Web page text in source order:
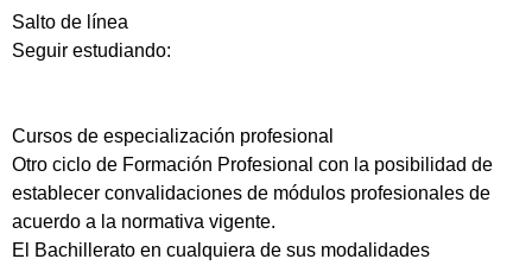
Salto de línea
Seguir estudiando:
Cursos de especialización profesional
Otro ciclo de Formación Profesional con la posibilidad de
establecer convalidaciones de módulos profesionales de
acuerdo a la normativa vigente.
El Bachillerato en cualquiera de sus modalidades